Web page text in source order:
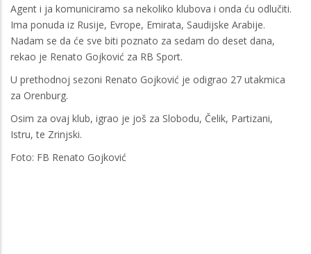
Agent i ja komuniciramo sa nekoliko klubova i onda ću odlučiti.
Ima ponuda iz Rusije, Evrope, Emirata, Saudijske Arabije.
Nadam se da će sve biti poznato za sedam do deset dana,
rekao je Renato Gojković za RB Sport.
U prethodnoj sezoni Renato Gojković je odigrao 27 utakmica
za Orenburg.
Osim za ovaj klub, igrao je još za Slobodu, Čelik, Partizani,
Istru, te Zrinjski.
Foto: FB Renato Gojković